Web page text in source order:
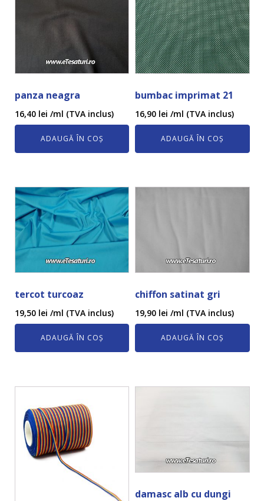
panza neagra
16,40 lei /ml (TVA inclus)
ADAUGĂ ÎN COȘ
bumbac imprimat 21
16,90 lei /ml (TVA inclus)
ADAUGĂ ÎN COȘ
tercot turcoaz
19,50 lei /ml (TVA inclus)
ADAUGĂ ÎN COȘ
chiffon satinat gri
19,90 lei /ml (TVA inclus)
ADAUGĂ ÎN COȘ
damasc alb cu dungi